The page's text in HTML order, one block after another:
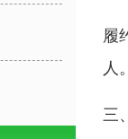
履
人
三